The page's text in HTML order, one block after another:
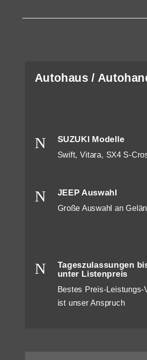
Autohaus /
N SUZUKI Modelle
Swift, Vitara, SX4 S-
N JEEP Auswahl
Große Auswahl an
N
Tageszulassungen
unter Listenpreis
Bestes Preis-Leistungs-
ist unser Anspruch